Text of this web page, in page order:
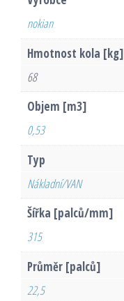
nokian
Hmotnost kola [kg]
68
Objem [m3]
0,53
Typ
Nákladní/VAN
Šířka [palců/mm]
315
Průměr [palců]
22,5